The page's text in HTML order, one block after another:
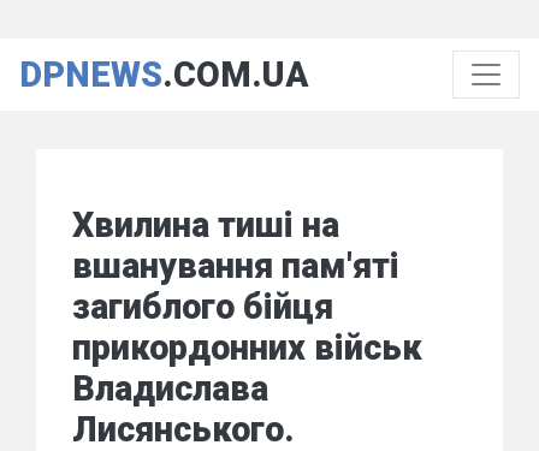
DPNEWS.COM.UA
Хвилина тиші на
вшанування пам'яті
загиблого бійця
прикордонних військ
Владислава
Лисянського.